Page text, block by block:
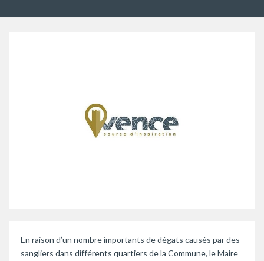
En raison d’un nombre importants de dégats causés par des
sangliers dans différents quartiers de la Commune, le Maire